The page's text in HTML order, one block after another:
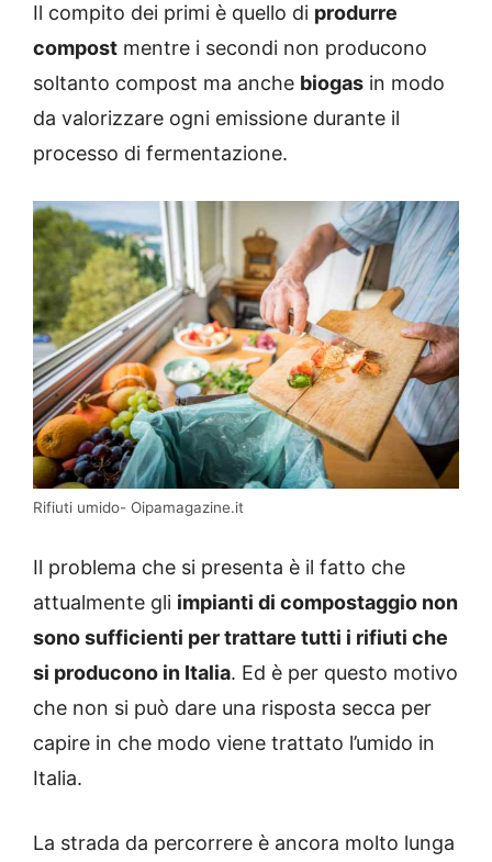
Il compito dei primi è quello di produrre
compost mentre i secondi non producono
soltanto compost ma anche biogas in modo
da valorizzare ogni emissione durante il
processo di fermentazione.
Rifiuti umido- Oipamagazine.it
Il problema che si presenta è il fatto che
attualmente gli impianti di compostaggio non
sono sufficienti per trattare tutti i rifiuti che
si producono in Italia. Ed è per questo motivo
che non si può dare una risposta secca per
capire in che modo viene trattato l’umido in
Italia.
La strada da percorrere è ancora molto lunga